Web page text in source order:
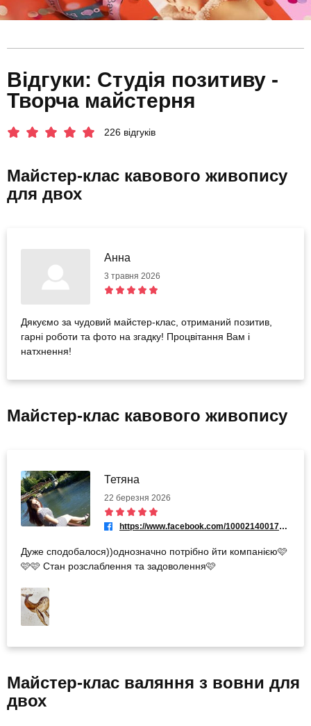
Відгуки: Студія позитиву -
Творча майстерня
226 відгуків
Майстер-клас кавового живопису
для двох
Анна
3 травня 2026
Дякуємо за чудовий майстер-клас, отриманий позитив,
гарні роботи та фото на згадку! Процвітання Вам і
натхнення!
Майстер-клас кавового живопису
Тетяна
22 березня 2026
https://www.facebook.com/100021400170876
Дуже сподобалося))однозначно потрібно йти компанією🩷
🩷🩷 Стан розслаблення та задоволення🩷
Майстер-клас валяння з вовни для
двох